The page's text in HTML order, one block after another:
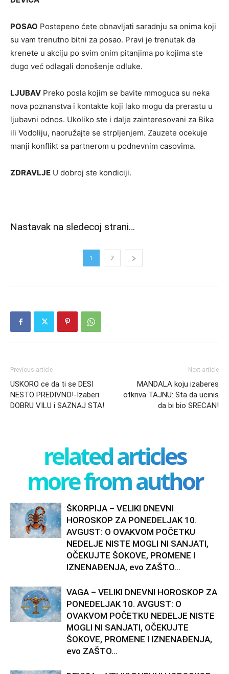
POSAO Postepeno ćete obnavljati saradnju sa onima koji
su vam trenutno bitni za posao. Pravi je trenutak da
krenete u akciju po svim onim pitanjima po kojima ste
dugo već odlagali donošenje odluke.
LJUBAV Preko posla kojim se bavite mmoguca su neka
nova poznanstva i kontakte koji lako mogu da prerastu u
ljubavni odnos. Ukoliko ste i dalje zainteresovani za Bika
ili Vodoliju, naoružajte se strpljenjem. Zauzete ocekuje
manji konflikt sa partnerom u podnevnim casovima.
ZDRAVLJE U dobroj ste kondiciji.
Nastavak na sledecoj strani…
1 2
Previous article
USKORO ce da ti se DESI
NESTO PREDIVNO!-Izaberi
DOBRU VILU i SAZNAJ STA!
Next article
MANDALA koju izaberes
otkriva TAJNU: Sta da ucinis
da bi bio SRECAN!
related articles
more from author
ŠKORPIJA – VELIKI DNEVNI
HOROSKOP ZA PONEDELJAK 10.
AVGUST: O OVAKVOM POČETKU
NEDELJE NISTE MOGLI NI SANJATI,
OČEKUJTE ŠOKOVE, PROMENE I
IZNENAĐENJA, evo ZAŠTO...
VAGA – VELIKI DNEVNI HOROSKOP ZA
PONEDELJAK 10. AVGUST: O
OVAKVOM POČETKU NEDELJE NISTE
MOGLI NI SANJATI, OČEKUJTE
ŠOKOVE, PROMENE I IZNENAĐENJA,
evo ZAŠTO...